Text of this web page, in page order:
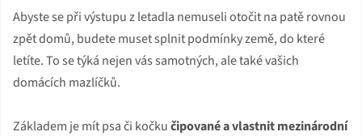
Abyste se při výstupu z letadla nemuseli otočit na patě rovnou
zpět domů, budete muset splnit podmínky země, do které
letíte. To se týká nejen vás samotných, ale také vašich
domácích mazlíčků.
Základem je mít psa či kočkučipované a vlastnit mezinárodní